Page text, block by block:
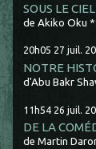
SOUS LE
de Akiko Oku
20h05 27 juil.
NOTRE
d'Abu Bakr
11h54 26 juil.
DE LA
de Martin